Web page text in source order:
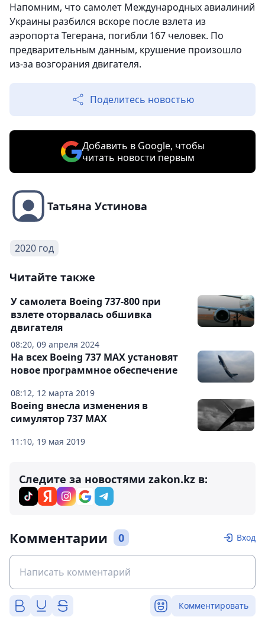
Напомним, что самолет Международных авиалиний
Украины разбился вскоре после взлета из
аэропорта Тегерана, погибли 167 человек. По
предварительным данным, крушение произошло
из-за возгорания двигателя.
Поделитесь новостью
Добавить в Google, чтобы
читать новости первым
Татьяна Устинова
2020 год
Читайте также
08:20, 09 апреля 2024
У самолета Boeing 737-800 при
взлете оторвалась обшивка
двигателя
08:12, 12 марта 2019
На всех Boeing 737 MAX установят
новое программное обеспечение
11:10, 19 мая 2019
Boeing внесла изменения в
симулятор 737 MAX
Следите за новостями zakon.kz в:
Комментарии 0 Вход
Комментировать